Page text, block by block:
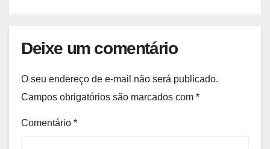
Deixe um comentário
O seu endereço de e-mail não será publicado.
Campos obrigatórios são marcados com *
Comentário *